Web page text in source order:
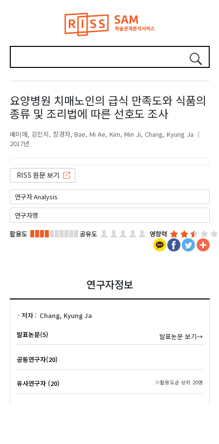
요양병원 치매노인의 급식 만족도와 식품의
종류 및 조리법에 따른 선호도 조사
배미애 김민지 장경자 Bae, Mi Ae Kim, Min Ji Chang, Kyung Ja
2017년
활용도 공유도 영향력
연구자정보
저자 Chang, Kyung Ja
발표논문(5) 발표논문 보기→
공동연구자(20)
유사연구자 (20) ※활용도순 상위 20명